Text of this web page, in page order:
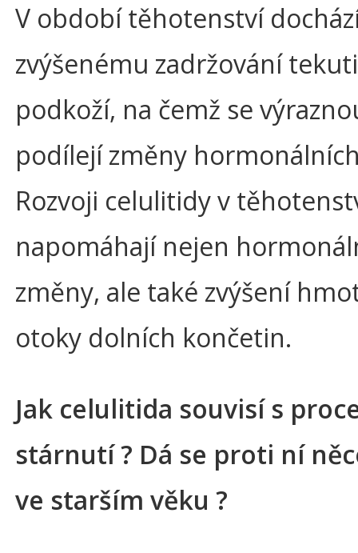
V období těhotenství
zvýšenému zadržování
podkoží, na čemž se
podílejí změny
Rozvoji celulitidy v
napomáhají nejen
změny, ale také zvýšení
otoky dolních končetin.
Jak celulitida souvisí s
stárnutí ? Dá se proti ní
ve starším věku ?